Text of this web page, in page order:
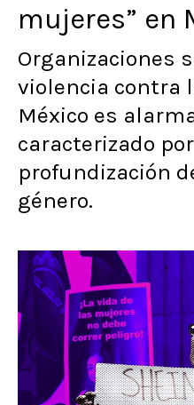
mujeres” en
Organizaciones
violencia contra
México es
caracterizado
profundización
género.